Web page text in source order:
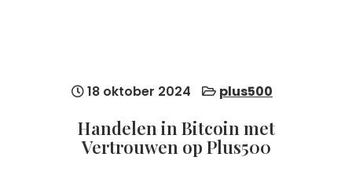
18 oktober 2024 plus500
Handelen in Bitcoin met
Vertrouwen op Plus500